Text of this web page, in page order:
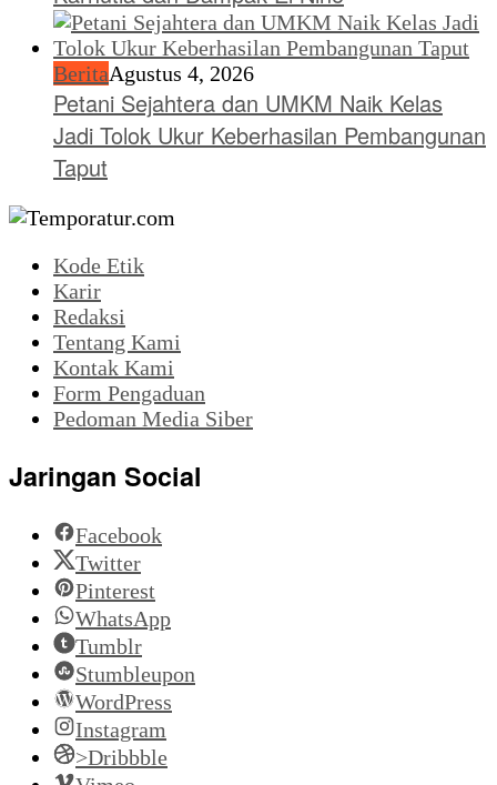
BeritaAgustus 4, 2026
Petani Sejahtera dan UMKM Naik Kelas
Jadi Tolok Ukur Keberhasilan Pembangunan
Taput
Kode Etik
Karir
Redaksi
Tentang Kami
Kontak Kami
Form Pengaduan
Pedoman Media Siber
Jaringan Social
Facebook
Twitter
Pinterest
WhatsApp
Tumblr
Stumbleupon
WordPress
Instagram
>Dribbble